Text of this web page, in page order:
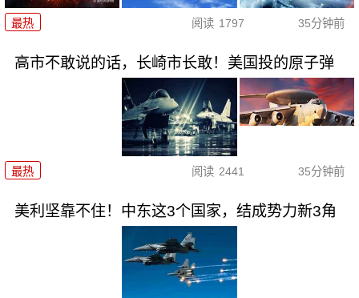
最热 阅读 1797 35分钟前
高市不敢说的话，长崎市长敢！美国投的原子弹
最热 阅读 2441 35分钟前
美利坚靠不住！中东这3个国家，结成势力新3角